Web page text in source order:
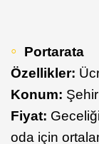
Portarata
Özellikler:
Konum:
Fiyat:
oda için